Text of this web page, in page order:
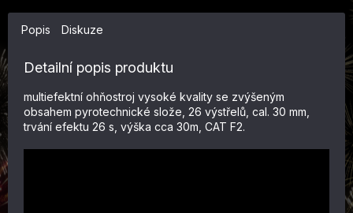
Popis Diskuze
Detailní popis produktu
multiefektní ohňostroj vysoké kvality se zvýšeným
obsahem pyrotechnické slože, 26 výstřelů, cal. 30 mm,
trvání efektu 26 s, výška cca 30m, CAT F2.